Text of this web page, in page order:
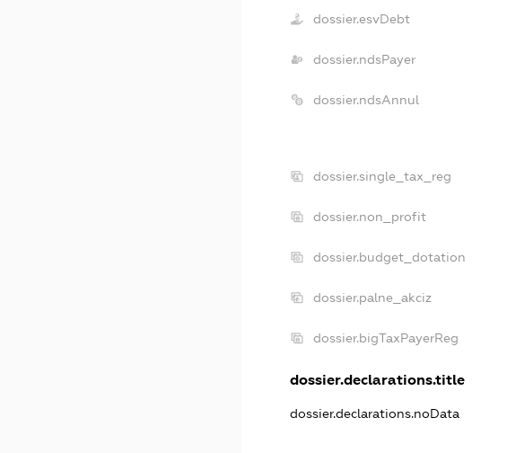
dossier.esvDebt
dossier.ndsPayer
dossier.ndsAnnul
dossier.single_tax_reg
dossier.non_profit
dossier.budget_dotation
dossier.palne_akciz
dossier.bigTaxPayerReg
dossier.declarations.title
dossier.declarations.noData